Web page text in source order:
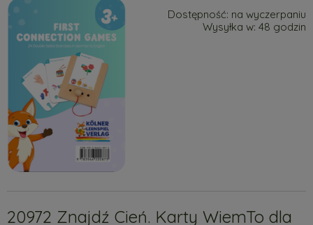
Dostępność: na wyczerpaniu
Wysyłka w: 48 godzin
20972 Znajdź Cień. Karty WiemTo dla